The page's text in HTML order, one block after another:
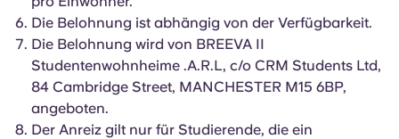
Deutsch
Die Belohnung ist abhängig von der Verfügbarkeit.
Die Belohnung wird von BREEVA II
Studentenwohnheime .A.R.L, c/o CRM Students Ltd,
84 Cambridge Street, MANCHESTER M15 6BP,
angeboten.
Der Anreiz gilt nur für Studierende, die ein